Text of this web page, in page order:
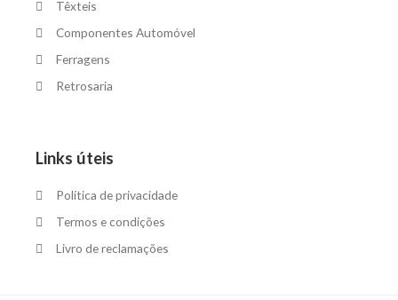
Têxteis
Componentes Automóvel
Ferragens
Retrosaria
Links úteis
Política de privacidade
Termos e condições
Livro de reclamações